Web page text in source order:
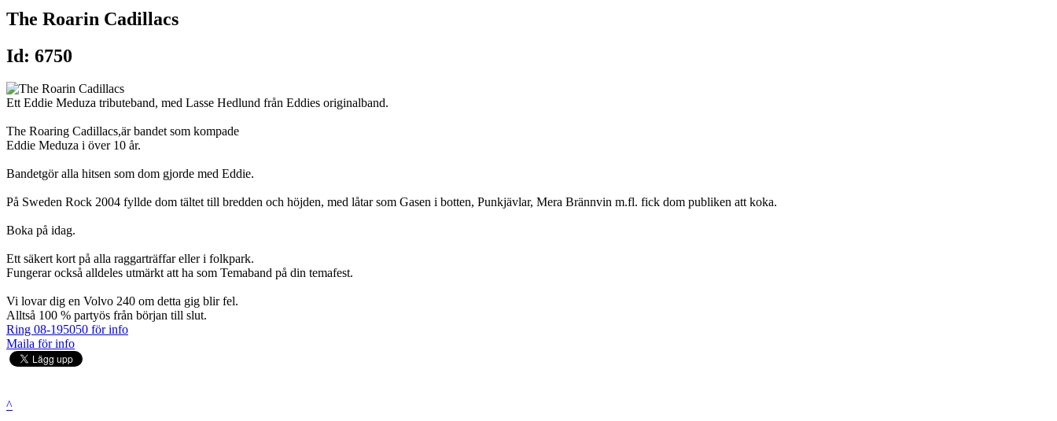
The Roarin Cadillacs
Id: 6750
Ett Eddie Meduza tributeband, med Lasse Hedlund från Eddies originalband.
The Roaring Cadillacs,är bandet som kompade
Eddie Meduza i över 10 år.
Bandetgör alla hitsen som dom gjorde med Eddie.
På Sweden Rock 2004 fyllde dom tältet till bredden och höjden, med låtar som Gasen i botten, Punkjävlar, Mera Brännvin m.fl. fick dom publiken att koka.
Boka på idag.
Ett säkert kort på alla raggarträffar eller i folkpark.
Fungerar också alldeles utmärkt att ha som Temaband på din temafest.
Vi lovar dig en Volvo 240 om detta gig blir fel.
Alltså 100 % partyös från början till slut.
Ring 08-195050 för info
Maila för info
^